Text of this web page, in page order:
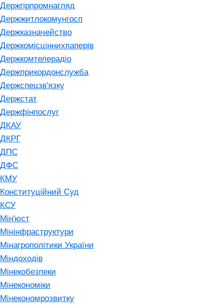
Держгірпромнагляд
Держжитлокомунгосп
Держказначейство
Держкомісціннихпаперів
Держкомтелерадіо
Держприкордонслужба
Держспецзв'язку
Держстат
Держфінпослуг
ДКАУ
ДКРГ
ДПС
ДФС
КМУ
Конституційний Суд
КСУ
Мін'юст
Мінінфраструктури
Мінагрополітики України
Міндоходів
Мінекобезпеки
Мінекономіки
Мінекономрозвитку